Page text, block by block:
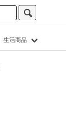
生活商品